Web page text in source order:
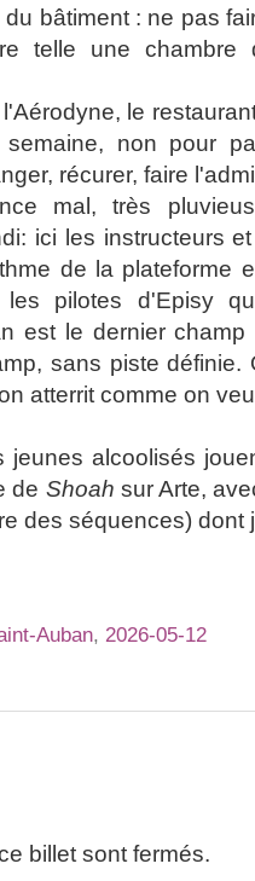
bâtiment : ne pas
telle une
le
non pour
récurer, faire
mal, très
ici les instructeurs
de la plateforme
pilotes d'Episy
est le dernier
sans piste définie.
atterrit comme on
jeunes alcoolisés
de Shoah sur Arte,
des séquences) dont
Auban, 2026-05-12
billet sont fermés.